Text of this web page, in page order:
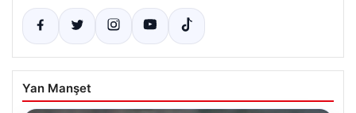
Yan Manşet